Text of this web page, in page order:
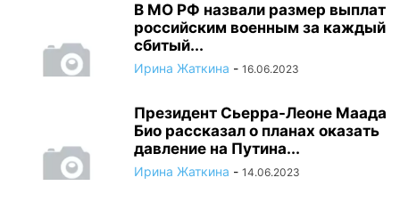
В МО РФ назвали размер выплат
российским военным за каждый
сбитый...
Ирина Жаткина - 16.06.2023
Президент Сьерра-Леоне Маада
Био рассказал о планах оказать
давление на Путина...
Ирина Жаткина - 14.06.2023